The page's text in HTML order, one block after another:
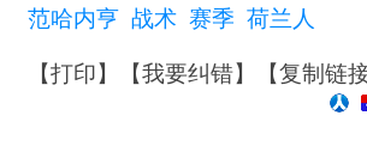
范哈内亨 战术 赛季 荷兰人
【打印】【我要纠错】【复制链